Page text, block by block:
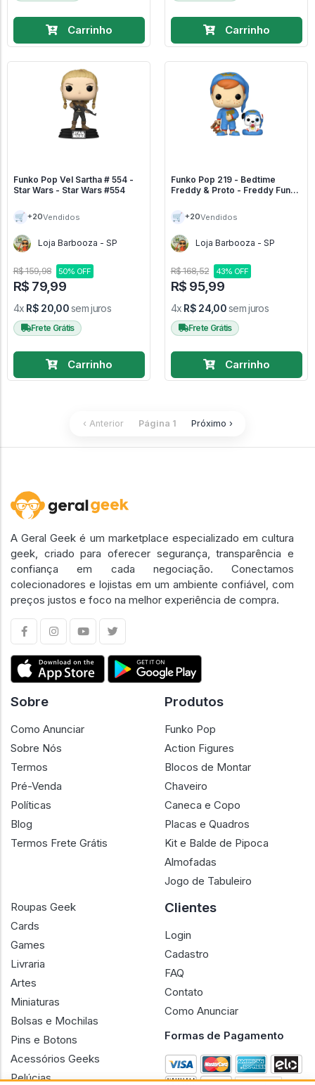
Carrinho Carrinho
Funko Pop Vel Sartha # 554 -
Star Wars - Star Wars #554
🛒 +20Vendidos
Loja Barbooza - SP
R$ 159,98 50% OFF
R$ 79,99
4x R$ 20,00sem juros
Frete Grátis
Carrinho
Funko Pop 219 - Bedtime
Freddy & Proto - Freddy Funko
🛒 +20Vendidos
Loja Barbooza - SP
R$ 168,52 43% OFF
R$ 95,99
4x R$ 24,00sem juros
Frete Grátis
Carrinho
‹ Anterior Página 1 Próximo ›
A Geral Geek é um marketplace especializado em cultura
geek, criado para oferecer segurança, transparência e
confiança em cada negociação. Conectamos
colecionadores e lojistas em um ambiente confiável, com
preços justos e foco na melhor experiência de compra.
Sobre
Como Anunciar
Sobre Nós
Termos
Pré-Venda
Políticas
Blog
Termos Frete Grátis
Produtos
Funko Pop
Action Figures
Blocos de Montar
Chaveiro
Caneca e Copo
Placas e Quadros
Kit e Balde de Pipoca
Almofadas
Jogo de Tabuleiro
Roupas Geek
Cards
Games
Livraria
Artes
Miniaturas
Bolsas e Mochilas
Pins e Botons
Acessórios Geeks
Pelúcias
Clientes
Login
Cadastro
FAQ
Contato
Como Anunciar
Formas de Pagamento